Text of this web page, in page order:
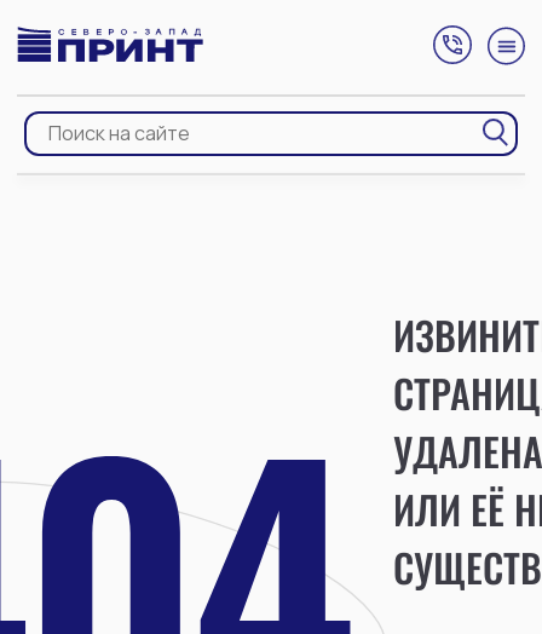
УДАЛЕНА
ИЛИ ЕЁ